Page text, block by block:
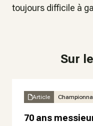
toujours difficile à
Sur
Article
70 ans